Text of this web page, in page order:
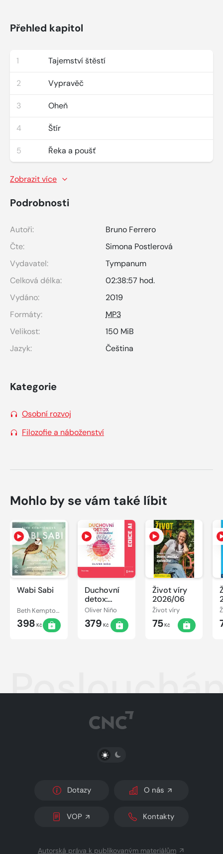
Přehled kapitol
1 Tajemství štěstí
2 Vypravěč
3 Oheň
4 Štír
5 Řeka a poušť
Zobrazit více
Podrobnosti
Autoři:
Bruno Ferrero
Čte:
Simona Postlerová
Vydavatel:
Tympanum
Celková délka:
02:38:57 hod.
Vydáno:
2019
Formáty:
MP3
Velikost:
150 MiB
Jazyk:
Čeština
Kategorie
Osobní rozvoj
Filozofie a náboženství
Mohlo by se vám také líbit
Wabi Sabi
Beth Kemptonová
398 Kč
Duchovní
detox:
Cesta k
probuzení
Oliver Niño
379 Kč
Život víry
2026/06
Život víry
75Kč
PŘEPNOUT SVĚTLÝ/TMAVÝ REŽIM
Dotazy O nás
VOP Kontakty
Autorská práva k publikovaným materiálům